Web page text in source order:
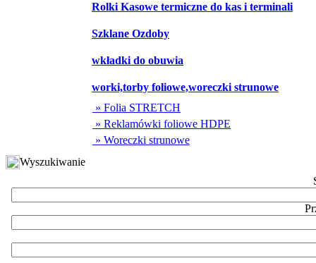
Rolki Kasowe termiczne do kas i terminali
Szklane Ozdoby
wkładki do obuwia
worki,torby foliowe,woreczki strunowe
» Folia STRETCH
» Reklamówki foliowe HDPE
» Woreczki strunowe
Wyszukiwanie